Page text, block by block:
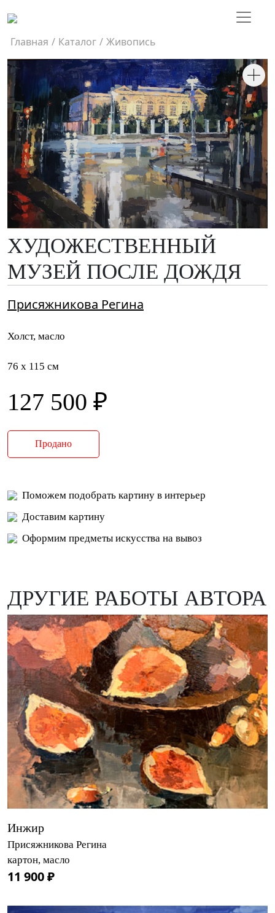
Главная / Каталог / Живопись
ХУДОЖЕСТВЕННЫЙ
МУЗЕЙ ПОСЛЕ ДОЖДЯ
Присяжникова Регина
Холст, масло
76 x 115 см
127 500 ₽
Продано
Поможем подобрать картину в интерьер
Доставим картину
Оформим предметы искусства на вывоз
ДРУГИЕ РАБОТЫ АВТОРА
Инжир
Присяжникова Регина
картон, масло
11 900 ₽